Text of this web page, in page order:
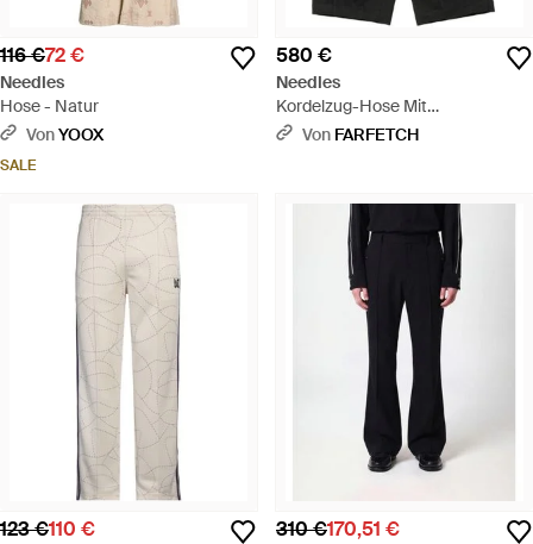
116 €72 €
Needles
Hose - Natur
VonYOOX
SALE
580 €
Needles
Kordelzug-Hose Mit
Schnallenriemen - Schwarz
Von FARFETCH
123 €110 € 310 €170,51 €